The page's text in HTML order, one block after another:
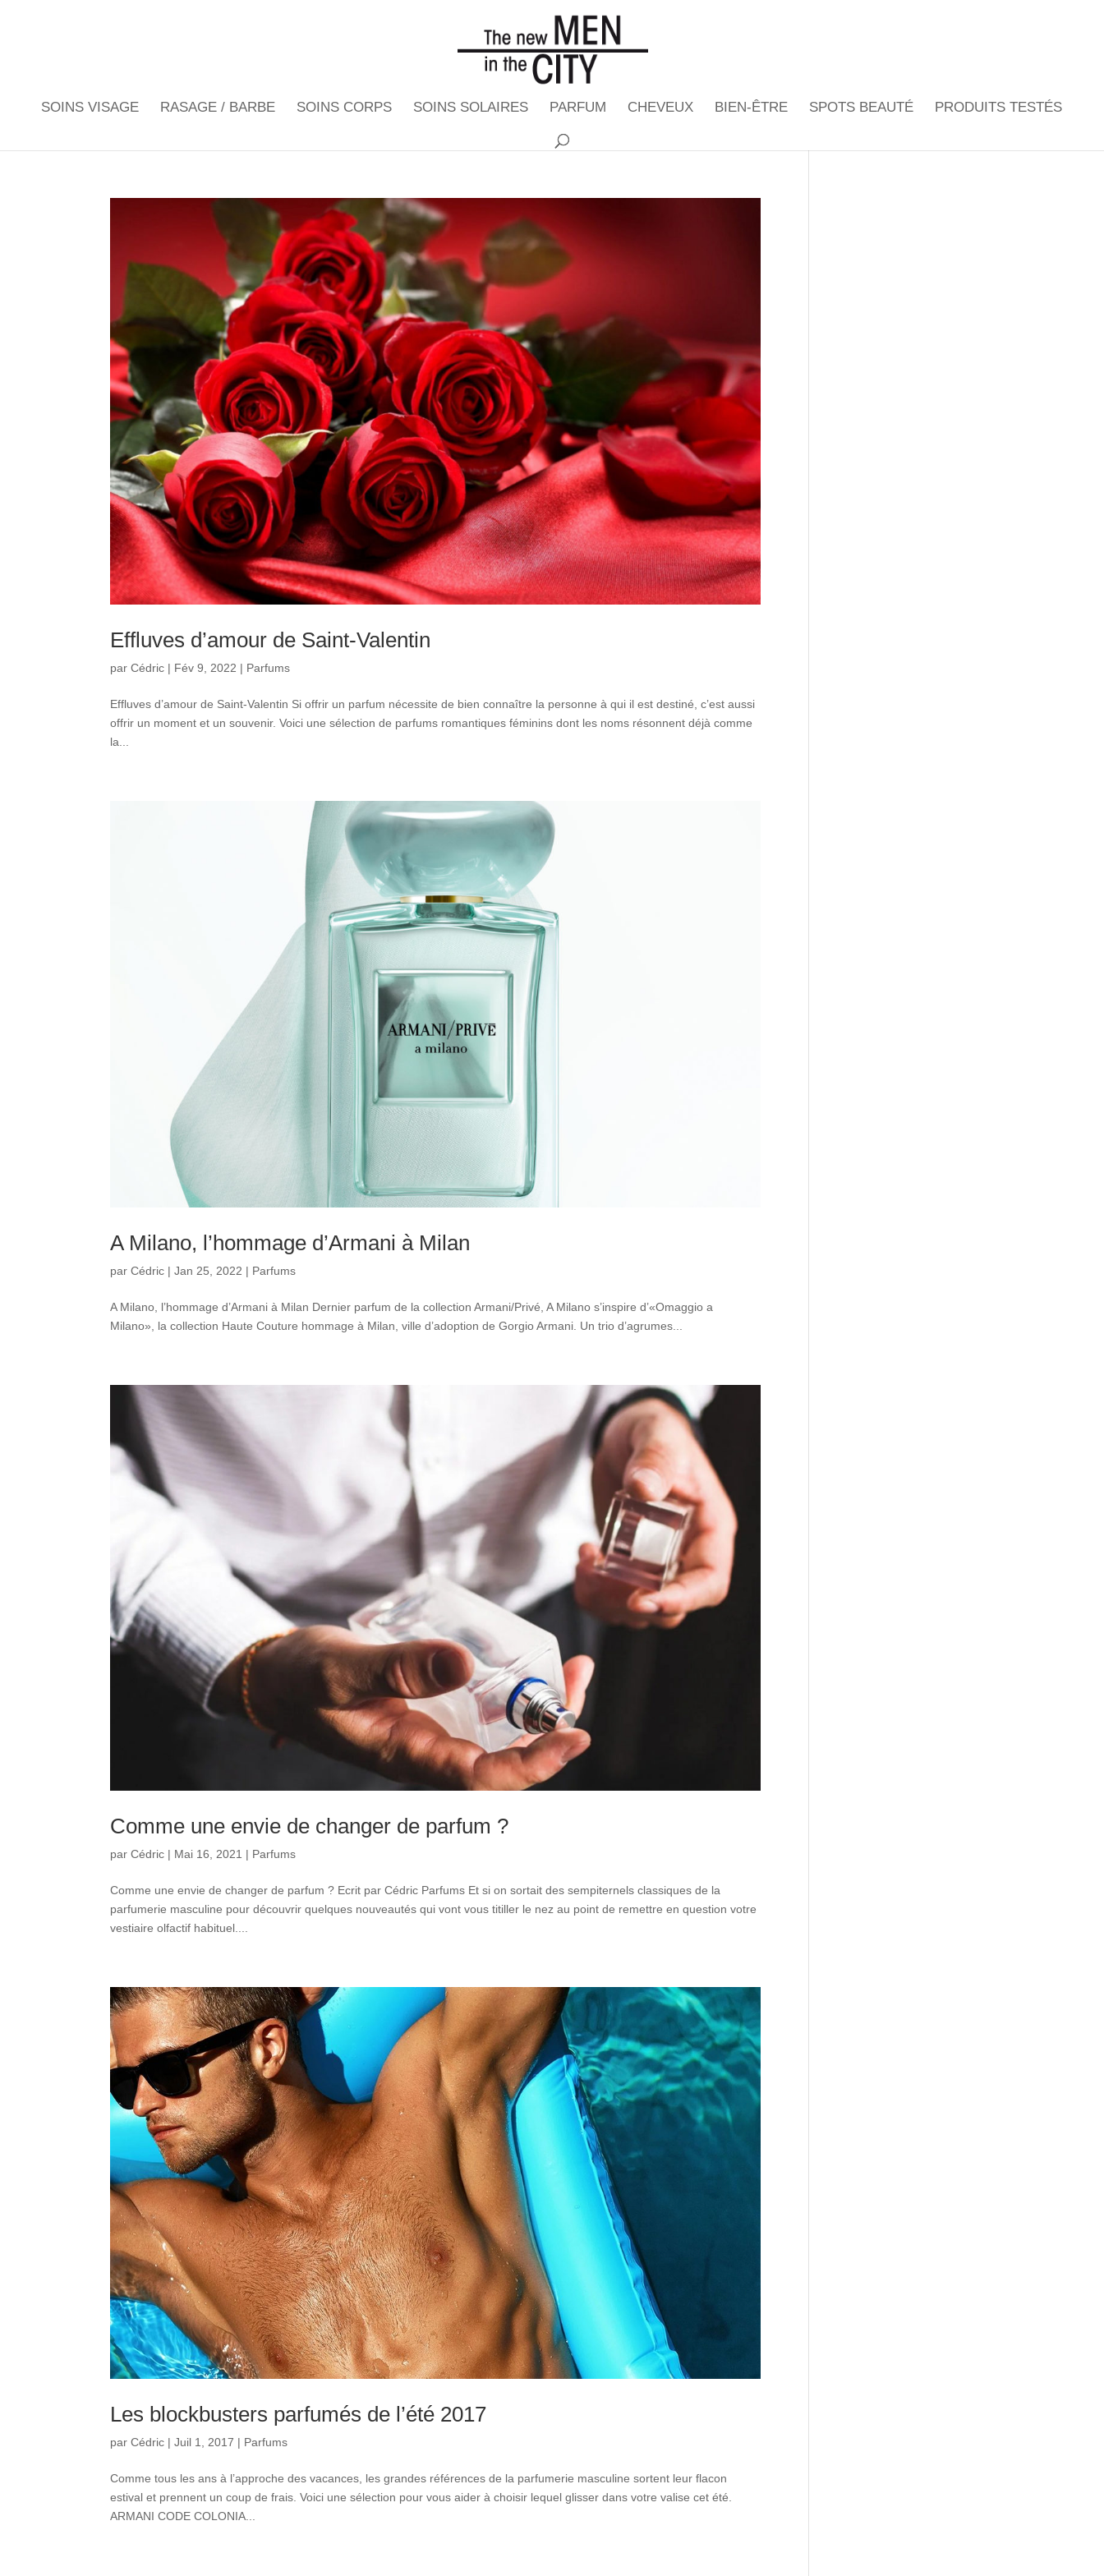
SOINS VISAGE RASAGE / BARBE SOINS CORPS SOINS SOLAIRES PARFUM CHEVEUX BIEN-ÊTRE SPOTS BEAUTÉ PRODUITS TESTÉS
Effluves d’amour de Saint-Valentin
parCédric | Fév 9, 2022 | Parfums
Effluves d’amour de Saint-Valentin Si offrir un parfum nécessite de bien connaître la personne à qui il est destiné, c’est aussi
offrir un moment et un souvenir. Voici une sélection de parfums romantiques féminins dont les noms résonnent déjà comme
la...
A Milano, l’hommage d’Armani à Milan
parCédric |Jan 25, 2022 | Parfums
A Milano, l’hommage d’Armani à Milan Dernier parfum de la collection Armani/Privé, A Milano s’inspire d’«Omaggio a
Milano», la collection Haute Couture hommage à Milan, ville d’adoption de Gorgio Armani. Un trio d’agrumes...
Comme une envie de changer de parfum ?
parCédric | Mai 16, 2021 | Parfums
Comme une envie de changer de parfum ? Ecrit par Cédric Parfums Et si on sortait des sempiternels classiques de la
parfumerie masculine pour découvrir quelques nouveautés qui vont vous titiller le nez au point de remettre en question votre
vestiaire olfactif habituel....
Les blockbusters parfumés de l’été 2017
parCédric |Juil 1, 2017 | Parfums
Comme tous les ans à l’approche des vacances, les grandes références de la parfumerie masculine sortent leur flacon
estival et prennent un coup de frais. Voici une sélection pour vous aider à choisir lequel glisser dans votre valise cet été.
ARMANI CODE COLONIA...